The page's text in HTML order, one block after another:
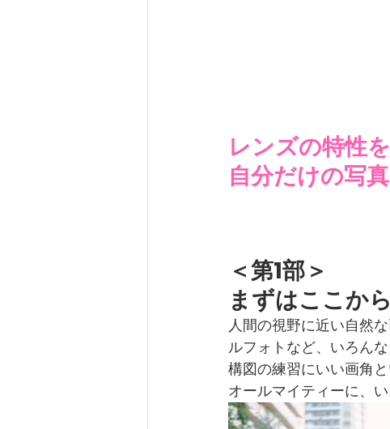
レンズの特性
自分だけの写
＜第1部＞
まずはここか
人間の視野に近い自然
ルフォトなど、いろん
構図の練習にいい画角と
オールマイティーに、